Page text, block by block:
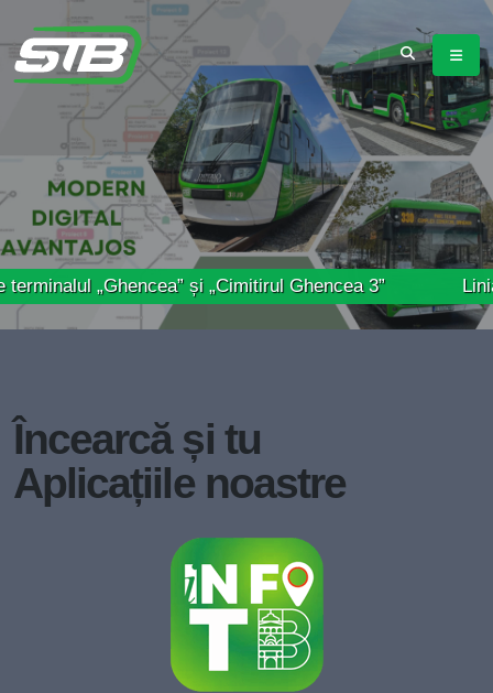
și „Cimitirul Ghencea 3” Linia 41 –
Încearcă și tu
Aplicațiile noastre